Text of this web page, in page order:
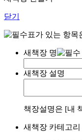
닫기
표가 있는 항목
새책장 명
새책장 설명
책장설명은 [내
새책장 카테고리